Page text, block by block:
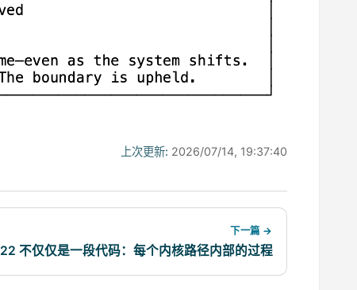
上次更新: 2026/07/14, 19:37:40
下一篇 →
22 不仅仅是一段代码：每个内核路径内部的过程